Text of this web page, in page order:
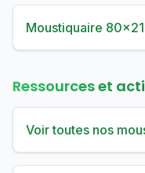
Moustiquaire
Ressources et
Voir toutes nos